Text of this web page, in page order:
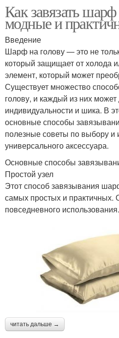
Как завязать
модные и
Введение
Шарф на голову — это не
который защищает от холода
элемент, который может
Существует множество
голову, и каждый из них
индивидуальности и шика. В
основные способы
полезные советы по выбору и
универсального аксессуара.
Основные способы
Простой узел
Этот способ завязывания
самых простых и практичных.
повседневного использования.
читать дальше →